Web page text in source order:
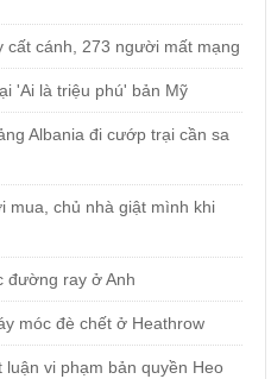
cất cánh, 273 người mất mạng
'Ai là triệu phú' bản Mỹ
Albania đi cướp trại cần sa
mua, chủ nhà giật mình khi
đường ray ở Anh
móc đè chết ở Heathrow
luận vi phạm bản quyền Heo